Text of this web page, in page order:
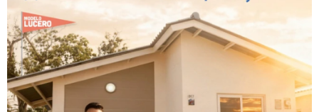
Apellidos *
Email *
Teléfono *